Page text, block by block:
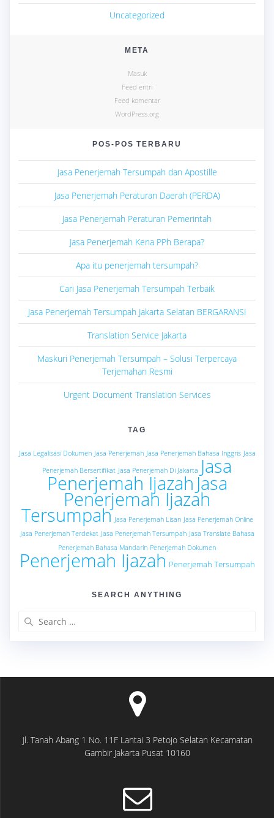
Uncategorized
META
Masuk
Feed entri
Feed komentar
WordPress.org
POS-POS TERBARU
Jasa Penerjemah Tersumpah dan Apostille
Jasa Penerjemah Peraturan Daerah (PERDA)
Jasa Penerjemah Peraturan Pemerintah
Jasa Penerjemah Kena PPh Berapa?
Apa itu penerjemah tersumpah?
Cari Jasa Penerjemah Tersumpah Terbaik
Jasa Penerjemah Tersumpah Jakarta Selatan BERGARANSI
Translation Service Jakarta
Maskuri Penerjemah Tersumpah – Solusi Terpercaya
Terjemahan Resmi
Urgent Document Translation Services
TAG
Jasa Legalisasi Dokumen Jasa Penerjemah Jasa Penerjemah Bahasa Inggris Jasa
Penerjemah Bersertifikat Jasa Penerjemah Di Jakarta Jasa
Penerjemah Ijazah Jasa
Penerjemah Ijazah
Tersumpah Jasa Penerjemah Lisan Jasa Penerjemah Online
Jasa Penerjemah Terdekat Jasa Penerjemah Tersumpah Jasa Translate Bahasa
Penerjemah Bahasa Mandarin Penerjemah Dokumen
Penerjemah Ijazah Penerjemah Tersumpah
SEARCH ANYTHING
Jl. Tanah Abang 1 No. 11F Lantai 3 Petojo Selatan Kecamatan
Gambir Jakarta Pusat 10160